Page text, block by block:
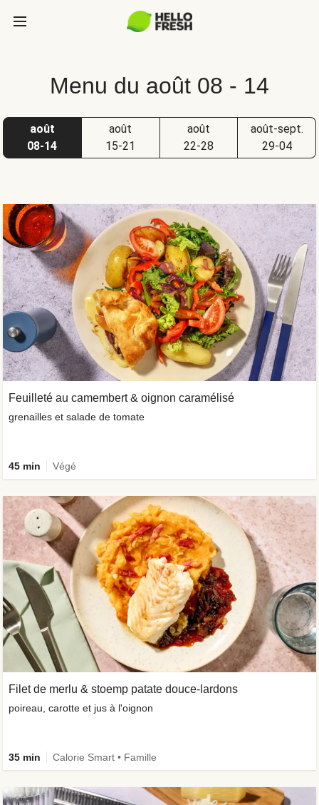
Menu du août 08 - 14
août
08-14
août
15-21
août
22-28
août-sept.
29-04
Filet de merlu & stoemp patate douce-lardons
poireau, carotte et jus à l'oignon
35 min Calorie Smart • Famille
Feuilleté au camembert & oignon caramélisé
grenailles et salade de tomate
45 min Végé